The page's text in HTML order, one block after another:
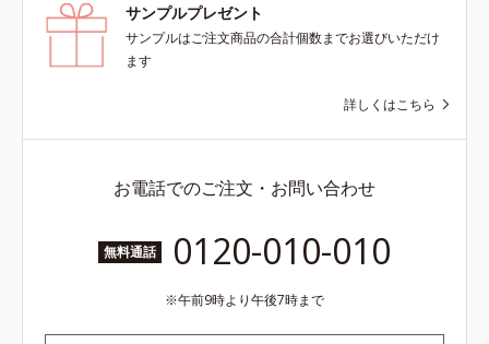
サンプルプレゼント
サンプルはご注文商品の合計個数までお選びいただけ
ます
詳しくはこちら
お電話でのご注文・お問い合わせ
無料通話 0120-010-010
午前9時より午後7時まで